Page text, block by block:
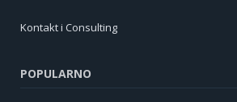
Kontakt i Consulting
POPULARNO